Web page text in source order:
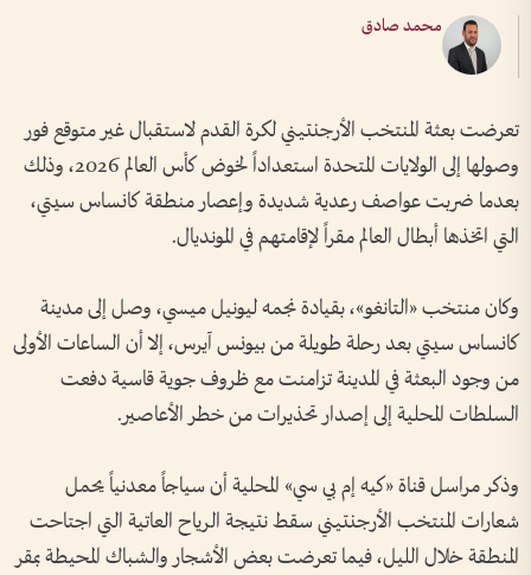
محمد صادق
تعرضت بعثة المنتخب الأرجنتيني لكرة القدم لاستقبال غير متوقع فور
وصولها إلى الولايات المتحدة استعداداً لخوض كأس العالم 2026، وذلك
بعدما ضربت عواصف رعدية شديدة وإعصار منطقة كانساس سيتي،
التي اتخذها أبطال العالم مقراً لإقامتهم في المونديال.
وكان منتخب «التانغو»، بقيادة نجمه ليونيل ميسي، وصل إلى مدينة
كانساس سيتي بعد رحلة طويلة من بيونس آيرس، إلا أن الساعات الأولى
من وجود البعثة في المدينة تزامنت مع ظروف جوية قاسية دفعت
السلطات المحلية إلى إصدار تحذيرات من خطر الأعاصير.
وذكر مراسل قناة «كيه إم بي سي» المحلية أن سياجاً معدنياً يحمل
شعارات المنتخب الأرجنتيني سقط نتيجة الرياح العاتية التي اجتاحت
المنطقة خلال الليل، فيما تعرضت بعض الأشجار والشباك المحيطة بمقر